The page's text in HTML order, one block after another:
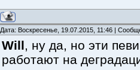
Дата: Воскресенье, 19.07.2015, 11:46 |
Will, ну да, но эти
работают на